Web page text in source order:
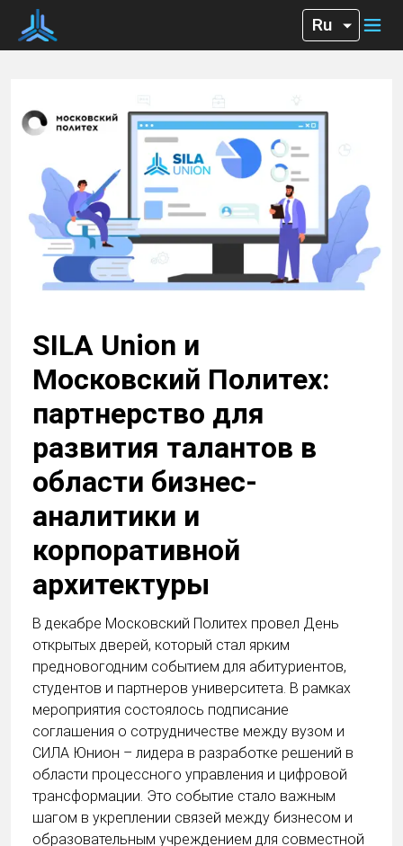
SILA Union и
Московский Политех:
партнерство для
развития талантов в
области бизнес-
аналитики и
корпоративной
архитектуры
В декабре Московский Политех провел День
открытых дверей, который стал ярким
предновогодним событием для абитуриентов,
студентов и партнеров университета. В рамках
мероприятия состоялось подписание
соглашения о сотрудничестве между вузом и
СИЛА Юнион – лидера в разработке решений в
области процессного управления и цифровой
трансформации. Это событие стало важным
шагом в укреплении связей между бизнесом и
образовательным учреждением для совместной